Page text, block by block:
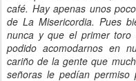
café. Hay apenas unos
de La Misericordia. Pues
nunca y que el primer toro
podido acomodarnos en
cariño de la gente que
señoras le pedían